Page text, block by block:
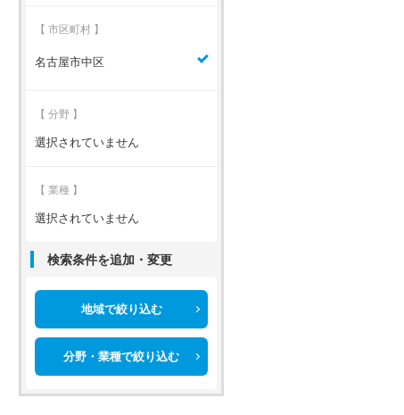
【 市区町村 】
名古屋市中区
【 分野 】
選択されていません
【 業種 】
選択されていません
検索条件を追加・変更
地域で絞り込む
分野・業種で絞り込む